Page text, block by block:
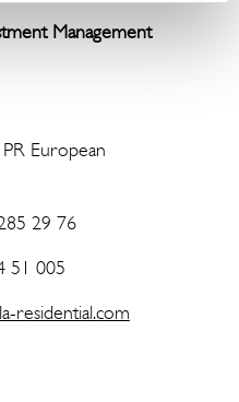
Management
European
29 76
51 005
residential.com